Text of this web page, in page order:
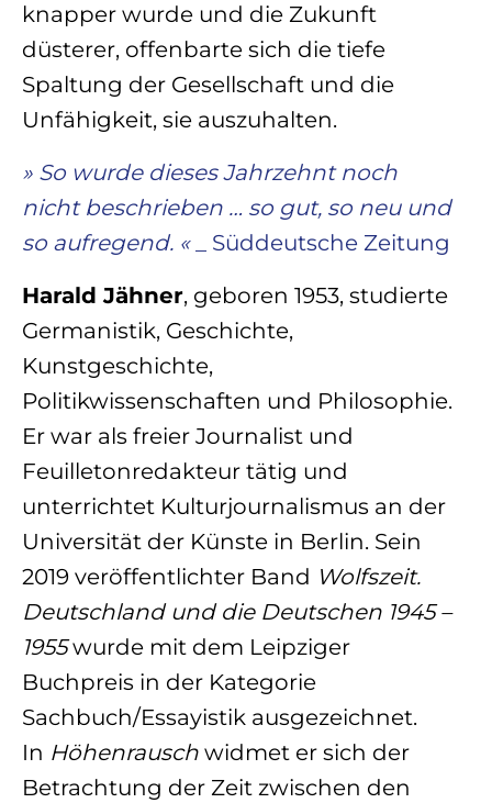
knapper wurde und die Zukunft
düsterer, offenbarte sich die tiefe
Spaltung der Gesellschaft und die
Unfähigkeit, sie auszuhalten.
» So wurde dieses Jahrzehnt noch
nicht beschrieben … so gut, so neu und
so aufregend. «_ Süddeutsche Zeitung
Harald Jähner, geboren 1953, studierte
Germanistik, Geschichte,
Kunstgeschichte,
Politikwissenschaften und Philosophie.
Er war als freier Journalist und
Feuilletonredakteur tätig und
unterrichtet Kulturjournalismus an der
Universität der Künste in Berlin. Sein
2019 veröffentlichter Band Wolfszeit.
Deutschland und die Deutschen 1945 –
1955wurde mit dem Leipziger
Buchpreis in der Kategorie
Sachbuch/Essayistik ausgezeichnet.
In Höhenrausch widmet er sich der
Betrachtung der Zeit zwischen den